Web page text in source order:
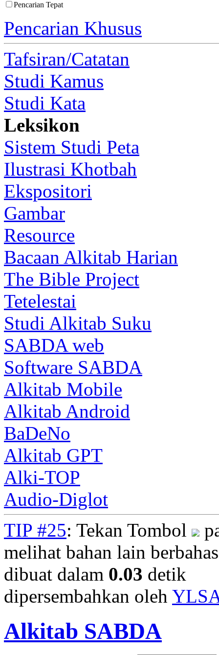
Pencarian Tepat
Pencarian Khusus
Tafsiran/Catatan
Studi Kamus
Studi Kata
Leksikon
Sistem Studi Peta
Ilustrasi Khotbah
Ekspositori
Gambar
Resource
Bacaan Alkitab Harian
The Bible Project
Tetelestai
Studi Alkitab Suku
SABDA web
Software SABDA
Alkitab Mobile
Alkitab Android
BaDeNo
Alkitab GPT
Alki-TOP
Audio-Diglot
TIP #25: Tekan Tombol
melihat bahan lain
dibuat dalam 0.03 detik
dipersembahkan oleh
Alkitab SABDA